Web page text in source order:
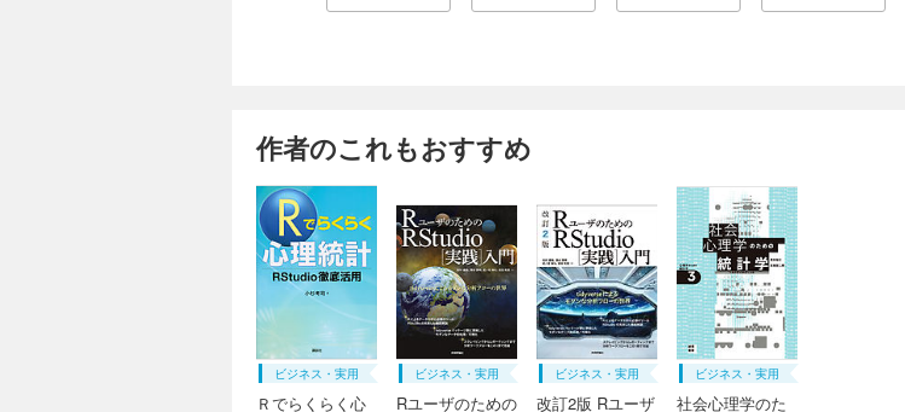
作者のこれもおすすめ
ビジネス・実用
Ｒでらくらく心
ビジネス・実用
Rユーザのための
ビジネス・実用
改訂2版 Rユーザ
ビジネス・実用
社会心理学のた